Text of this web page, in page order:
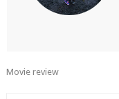
Movie review